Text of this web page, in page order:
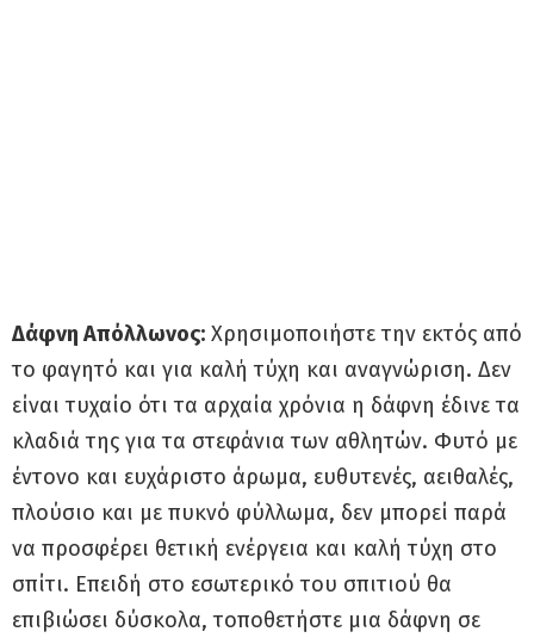
Δάφνη Απόλλωνος: Χρησιμοποιήστε την εκτός από
το φαγητό και για καλή τύχη και αναγνώριση. Δεν
είναι τυχαίο ότι τα αρχαία χρόνια η δάφνη έδινε τα
κλαδιά της για τα στεφάνια των αθλητών. Φυτό με
έντονο και ευχάριστο άρωμα, ευθυτενές, αειθαλές,
πλούσιο και με πυκνό φύλλωμα, δεν μπορεί παρά
να προσφέρει θετική ενέργεια και καλή τύχη στο
σπίτι. Επειδή στο εσωτερικό του σπιτιού θα
επιβιώσει δύσκολα, τοποθετήστε μια δάφνη σε